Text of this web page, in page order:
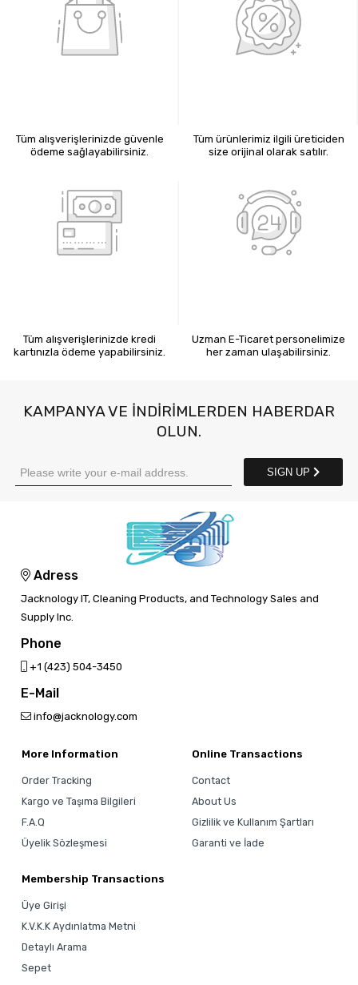
Tüm alışverişlerinizde güvenle
ödeme sağlayabilirsiniz.
Tüm ürünlerimiz ilgili üreticiden
size orijinal olarak satılır.
Tüm alışverişlerinizde kredi
kartınızla ödeme yapabilirsiniz.
Uzman E-Ticaret personelimize
her zaman ulaşabilirsiniz.
KAMPANYA VE INDIRIMLERDEN HABERDAR
OLUN.
SIGN UP
Adress
Jacknology IT, Cleaning Products, and Technology Sales and
Supply Inc.
Phone
‎+1 (423) 504-3450
E-Mail
info@jacknology.com
More Information
Order Tracking
Kargo ve Taşıma Bilgileri
F.A.Q
Üyelik Sözleşmesi
Online Transactions
Contact
About Us
Gizlilik ve Kullanım Şartları
Garanti ve İade
Membership Transactions
Üye Girişi
K.V.K.K Aydınlatma Metni
Detaylı Arama
Sepet